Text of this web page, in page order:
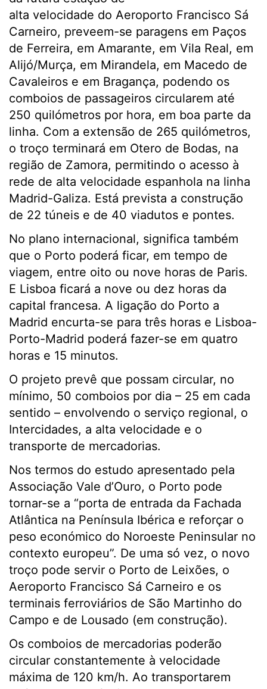
alta velocidade do Aeroporto Francisco Sá
Carneiro, preveem-se paragens em Paços
de Ferreira, em Amarante, em Vila Real, em
Alijó/Murça, em Mirandela, em Macedo de
Cavaleiros e em Bragança, podendo os
comboios de passageiros circularem até
250 quilómetros por hora, em boa parte da
linha. Com a extensão de 265 quilómetros,
o troço terminará em Otero de Bodas, na
região de Zamora, permitindo o acesso à
rede de alta velocidade espanhola na linha
Madrid-Galiza. Está prevista a construção
de 22 túneis e de 40 viadutos e pontes.
No plano internacional, significa também
que o Porto poderá ficar, em tempo de
viagem, entre oito ou nove horas de Paris.
E Lisboa ficará a nove ou dez horas da
capital francesa. A ligação do Porto a
Madrid encurta-se para três horas e Lisboa-
Porto-Madrid poderá fazer-se em quatro
horas e 15 minutos.
O projeto prevê que possam circular, no
mínimo, 50 comboios por dia – 25 em cada
sentido – envolvendo o serviço regional, o
Intercidades, a alta velocidade e o
transporte de mercadorias.
Nos termos do estudo apresentado pela
Associação Vale d’Ouro, o Porto pode
tornar-se a “porta de entrada da Fachada
Atlântica na Península Ibérica e reforçar o
peso económico do Noroeste Peninsular no
contexto europeu”. De uma só vez, o novo
troço pode servir o Porto de Leixões, o
Aeroporto Francisco Sá Carneiro e os
terminais ferroviários de São Martinho do
Campo e de Lousado (em construção).
Os comboios de mercadorias poderão
circular constantemente à velocidade
máxima de 120 km/h. Ao transportarem